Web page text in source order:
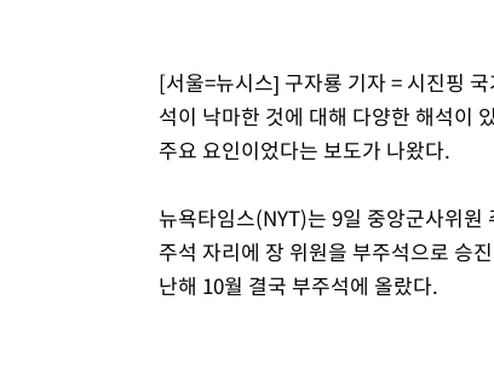
[서울=뉴시스] 구자룡 기자 = 시진핑
석이 낙마한 것에 대해 다양한 해석이
주요 요인이었다는 보도가 나왔다.
뉴욕타임스(NYT)는 9일 중앙군사위
주석 자리에 장 위원을 부주석으로 승
난해 10월 결국 부주석에 올랐다.